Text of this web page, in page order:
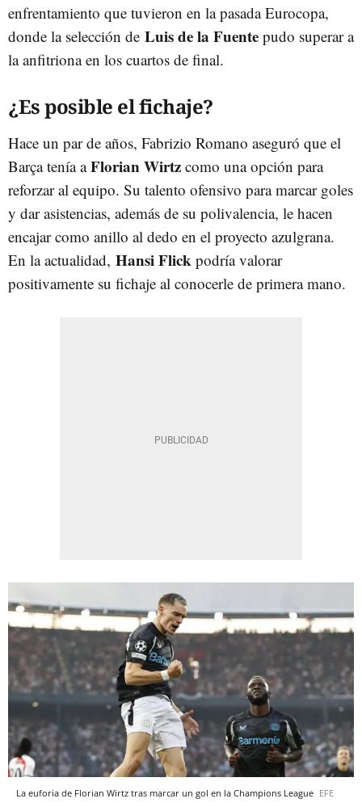
enfrentamiento que tuvieron en la pasada Eurocopa,
donde la selección de Luis de la Fuente pudo superar a
la anfitriona en los cuartos de final.
¿Es posible el fichaje?
Hace un par de años, Fabrizio Romano aseguró que el
Barça tenía aFlorian Wirtz como una opción para
reforzar al equipo. Su talento ofensivo para marcar goles
y dar asistencias, además de su polivalencia, le hacen
encajar como anillo al dedo en el proyecto azulgrana.
En la actualidad, Hansi Flick podría valorar
positivamente su fichaje al conocerle de primera mano.
La euforia de Florian Wirtz tras marcar un gol en la Champions League EFE